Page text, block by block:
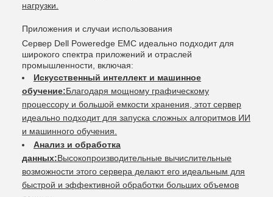
нагрузки.
Приложения и случаи использования
Сервер Dell Poweredge EMC идеально подходит для
широкого спектра приложений и отраслей
промышленности, включая:
Искусственный интеллект и машинное
обучение:Благодаря мощному графическому
процессору и большой емкости хранения, этот сервер
идеально подходит для запуска сложных алгоритмов ИИ
и машинного обучения.
Анализ и обработка
данных:Высокопроизводительные вычислительные
возможности этого сервера делают его идеальным для
быстрой и эффективной обработки больших объемов